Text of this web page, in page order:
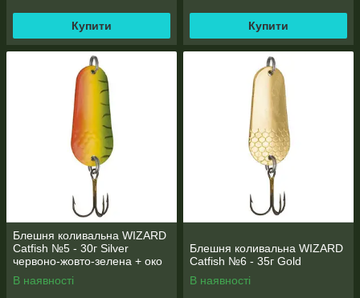
Купити Купити
Блешня коливальна WIZARD
Catfish №5 - 30г Silver
червоно-жовто-зелена + око
В наявності
Блешня коливальна WIZARD
Catfish №6 - 35г Gold
В наявності